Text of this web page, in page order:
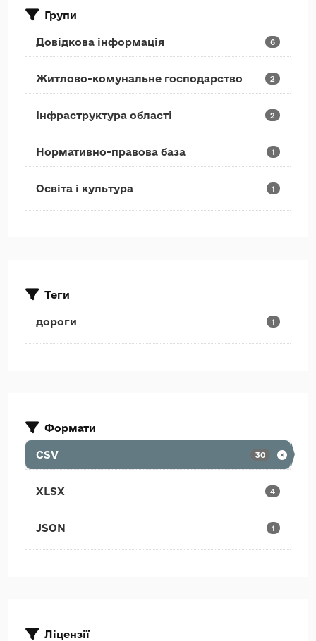
Групи
Довідкова інформація 6
Житлово-комунальне господарство 2
Інфраструктура області 2
Нормативно-правова база 1
Освіта і культура 1
Теги
дороги 1
Формати
CSV 30
XLSX 4
JSON 1
Ліцензії